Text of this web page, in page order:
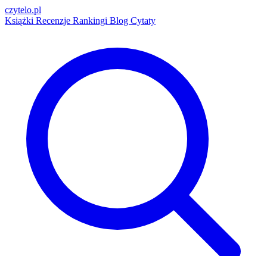
czytelo.pl
Książki Recenzje Rankingi Blog Cytaty